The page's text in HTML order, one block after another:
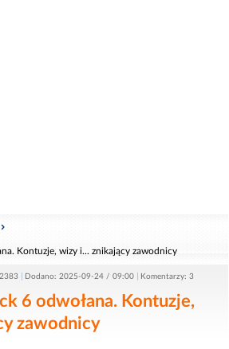
Kontuzje, wizy i... znikający zawodnicy
Dodano: 2025-09-24 / 09:00 Komentarzy: 3
6 odwołana. Kontuzje,
zawodnicy